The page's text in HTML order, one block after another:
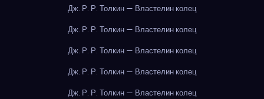
Дж. Р. Р. Толкин — Властелин колец
Дж. Р. Р. Толкин — Властелин колец
Дж. Р. Р. Толкин — Властелин колец
Дж. Р. Р. Толкин — Властелин колец
Дж. Р. Р. Толкин — Властелин колец